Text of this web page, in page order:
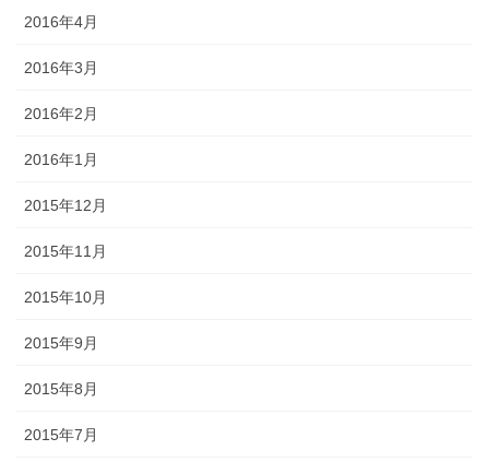
2016年4月
2016年3月
2016年2月
2016年1月
2015年12月
2015年11月
2015年10月
2015年9月
2015年8月
2015年7月